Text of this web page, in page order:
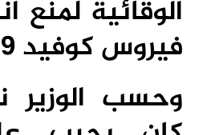
الوقائية لمنع
فيروس كوفيد 19.
وحسب الوزير